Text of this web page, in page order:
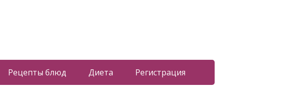
Рецепты блюд Диета Регистрация